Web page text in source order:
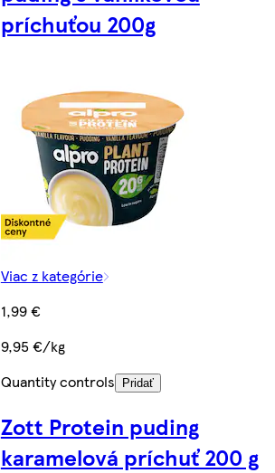
príchuťou 200g
Viac z kategórie
1,99 €
9,95 €/kg
Quantity controls
Pridať
Zott Protein puding
karamelová príchuť 200 g